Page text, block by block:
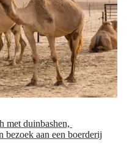
met duinbashen,
bezoek aan een boerderij